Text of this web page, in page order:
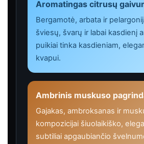
Aromatingas citrusų
Bergamotė, arbata ir
šviesų, švarų ir labai kasdienį
puikiai tinka kasdieniam,
kvapui.
Ambrinis muskuso
Gajakas, ambroksanas ir
kompozicijai šiuolaikiško,
subtiliai apgaubiančio